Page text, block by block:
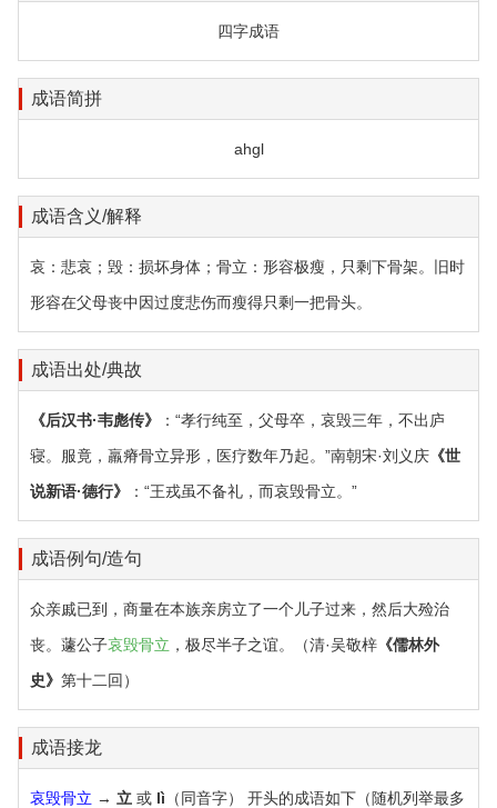
四字成语
成语简拼
ahgl
成语含义/解释
哀：悲哀；毁：损坏身体；骨立：形容极瘦，只剩下骨架。旧时
形容在父母丧中因过度悲伤而瘦得只剩一把骨头。
成语出处/典故
《后汉书·韦彪传》
：“孝行纯至，父母卒，哀毁三年，不出庐
寝。服竟，羸瘠骨立异形，医疗数年乃起。”南朝宋·刘义庆 《世
说新语·德行》
：“王戎虽不备礼，而哀毁骨立。”
成语例句/造句
众亲戚已到，商量在本族亲房立了一个儿子过来，然后大殓治
丧。蘧公子哀毁骨立 ，极尽半子之谊。（清·吴敬梓 《儒林外
史》 第十二回）
成语接龙
哀毁骨立 → 立 或 lì （同音字） 开头的成语如下（随机列举最多